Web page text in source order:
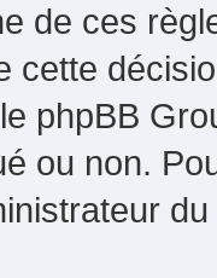
de ces
cette
phpBB
ou non.